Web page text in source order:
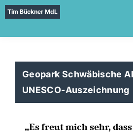
Tim Bückner MdL
Geopark Schwäbische
UNESCO-Auszeichnung
Es freut mich sehr,